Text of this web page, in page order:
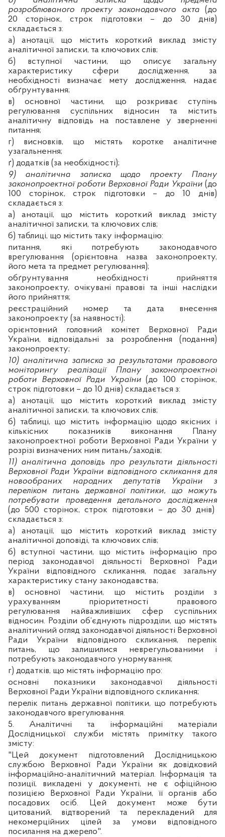
розроблюваного проекту законодавчого акта(до
20 сторінок, строк підготовки – до 30 днів)
складається з:
а) анотації, що містить короткий виклад змісту
аналітичної записки, та ключових слів;
б) вступної частини, що описує загальну
характеристику сфери дослідження, за
необхідності визначає мету дослідження, надає
обґрунтування;
в) основної частини, що розкриває ступінь
регулювання суспільних відносин та містить
аналітичну відповідь на поставлене у зверненні
питання;
г) висновків, що містять коротке аналітичне
узагальнення;
ґ) додатків (за необхідності);
9) аналітична записка щодо проекту Плану
законопроектної роботи Верховної Ради України (до
100 сторінок, строк підготовки – до 10 днів)
складається з:
а) анотації, що містить короткий виклад змісту
аналітичної записки, та ключових слів;
б) таблиці, що містить таку інформацію:
питання, які потребують законодавчого
врегулювання (орієнтовна назва законопроекту,
його мета та предмет регулювання);
обґрунтування необхідності прийняття
законопроекту, очікувані правові та інші наслідки
його прийняття;
реєстраційний номер та дата внесення
законопроекту (за наявності);
орієнтовний головний комітет Верховної Ради
України, відповідальні за розроблення (подання)
законопроекту;
10) аналітична записка за результатами правового
моніторингу реалізації Плану законопроектної
роботи Верховної Ради України(до 100 сторінок,
строк підготовки – до 10 днів) складається з:
а) анотації, що містить короткий виклад змісту
аналітичної записки, та ключових слів;
б) таблиці, що містить інформацію щодо якісних і
кількісних показників виконання Плану
законопроектної роботи Верховної Ради України у
розрізі визначених ним питань/заходів;
11) аналітична доповідь про результати діяльності
Верховної Ради України відповідного скликання для
новообраних народних депутатів України з
переліком питань державної політики, що можуть
потребувати проведення детального дослідження
(до 500 сторінок, строк підготовки – до 30 днів)
складається з:
а) анотації, що містить короткий виклад змісту
аналітичної доповіді, та ключових слів;
б) вступної частини, що містить інформацію про
період законодавчої діяльності Верховної Ради
України відповідного скликання, подає загальну
характеристику стану законодавства;
в) основної частини, що містить розділи з
урахуванням пріоритетності правового
регулювання найважливіших сфер суспільних
відносин. Розділи об’єднують підрозділи, що містять
аналітичний огляд законодавчої діяльності Верховної
Ради України відповідного скликання, перелік
питань, що залишилися неврегульованими і
потребують законодавчого унормування;
г) додатків, що містять інформацію про:
основні показники законодавчої діяльності
Верховної Ради України відповідного скликання;
перелік питань державної політики, що потребують
законодавчого врегулювання.
5. Аналітичні та інформаційні матеріали
Дослідницької служби містять примітку такого
змісту:
"Цей документ підготовлений Дослідницькою
службою Верховної Ради України як довідковий
інформаційно-аналітичний матеріал. Інформація та
позиції, викладені у документі, не є офіційною
позицією Верховної Ради України, її органів або
посадових осіб. Цей документ може бути
цитований, відтворений та перекладений для
некомерційних цілей за умови відповідного
посилання на джерело".